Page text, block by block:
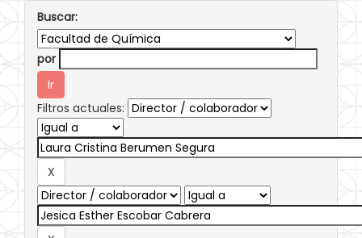
Buscar:
por
Filtros actuales: